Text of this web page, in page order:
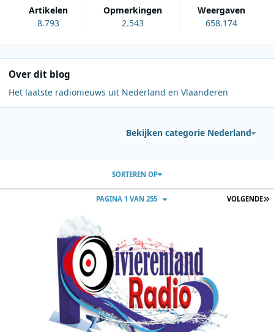
artikelen
8.793
opmerkingen
2.543
weergaven
658.174
Over dit blog
Het laatste radionieuws uit Nederland en Vlaanderen
Bekijken categorie Nederland
VOLGENDE
PAGINA 1 VAN 255
SORTEREN OP
Lees meer over Rivierenland Radio zoekt deze zomer het publiek